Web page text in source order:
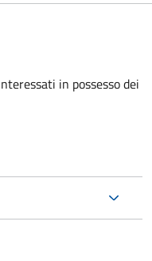
in possesso dei